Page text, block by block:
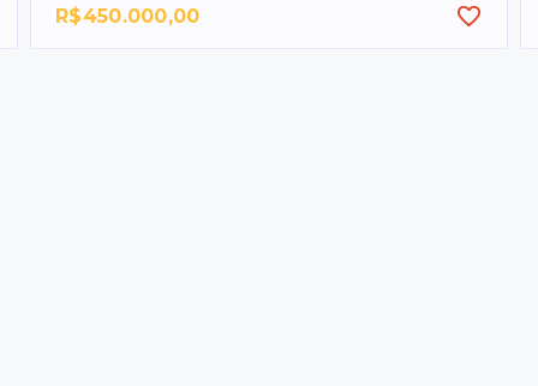
R$450.000,00